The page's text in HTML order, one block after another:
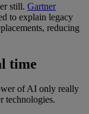
still. Gartner
to explain legacy
reducing
time
of AI only really
technologies.